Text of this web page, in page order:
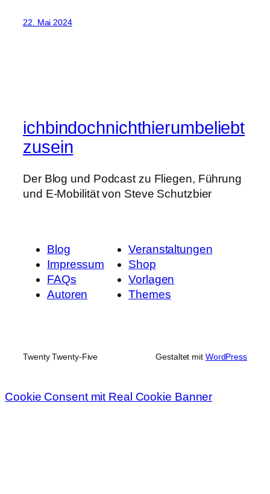
22. Mai 2024
ichbindochnichthierumbeliebt
zusein
Der Blog und Podcast zu Fliegen, Führung
und E-Mobilität von Steve Schutzbier
Blog
Impressum
FAQs
Autoren
Veranstaltungen
Shop
Vorlagen
Themes
Twenty Twenty-Five Gestaltet mit WordPress
Cookie Consent mit Real Cookie Banner